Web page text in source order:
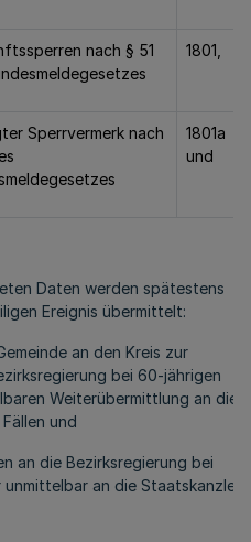
nach § 51
1801,
Sperrvermerk nach
1801a
und
Daten werden spätestens
Ereignis übermittelt:
an den Kreis zur
bei 60-jährigen
Weiterübermittlung an die
und
an die Bezirksregierung bei
an die Staatskanzlei